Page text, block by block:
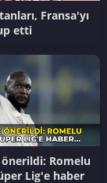
Fransa'yı
etti
Romelu
Lig'e haber